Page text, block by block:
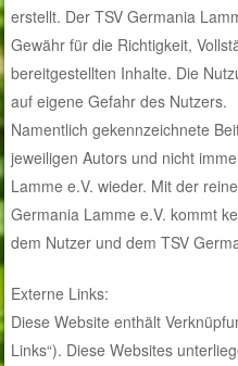
erstellt. Der TSV Germania
Gewähr für die Richtigkeit,
bereitgestellten Inhalte. Die
auf eigene Gefahr des Nutzers.
Namentlich gekennzeichnete
jeweiligen Autors und nicht
Lamme e.V. wieder. Mit der
Germania Lamme e.V. kommt
dem Nutzer und dem TSV
Externe Links:
Diese Website enthält
Links“). Diese Websites